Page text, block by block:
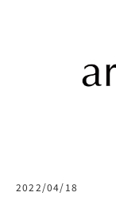
2022/04/18